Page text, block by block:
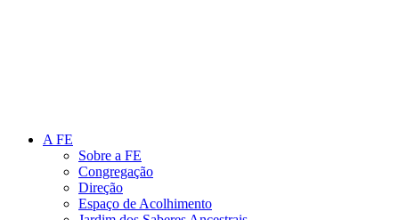
A FE
Sobre a FE
Congregação
Direção
Espaço de Acolhimento